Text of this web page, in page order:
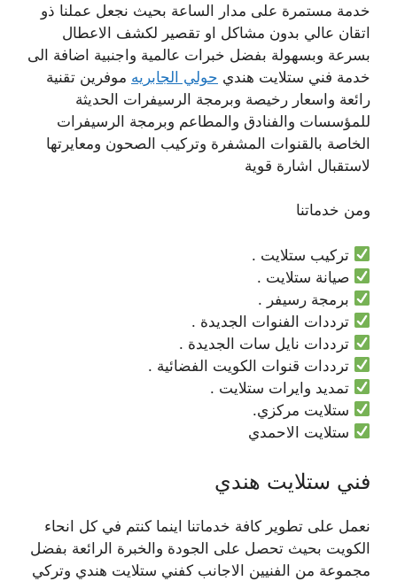
خدمة مستمرة على مدار الساعة بحيث نجعل عملنا ذو
اتقان عالي بدون مشاكل او تقصير لكشف الاعطال
بسرعة وبسهولة بفضل خبرات عالمية واجنبية اضافة الى
خدمة فني ستلايت هندي حولي الجابريه موفرين تقنية
رائعة واسعار رخيصة وبرمجة الرسيفرات الحديثة
للمؤسسات والفنادق والمطاعم وبرمجة الرسيفرات
الخاصة بالقنوات المشفرة وتركيب الصحون ومعايرتها
لاستقبال اشارة قوية
ومن خدماتنا
تركيب ستلايت .
صيانة ستلايت .
برمجة رسيفر .
ترددات الفنوات الجديدة .
ترددات نايل سات الجديدة .
ترددات قنوات الكويت الفضائية .
تمديد وايرات ستلايت .
ستلايت مركزي.
ستلايت الاحمدي
فني ستلايت هندي
نعمل على تطوير كافة خدماتنا اينما كنتم في كل انحاء
الكويت بحيث تحصل على الجودة والخبرة الرائعة بفضل
مجموعة من الفنيين الاجانب كفني ستلايت هندي وتركي